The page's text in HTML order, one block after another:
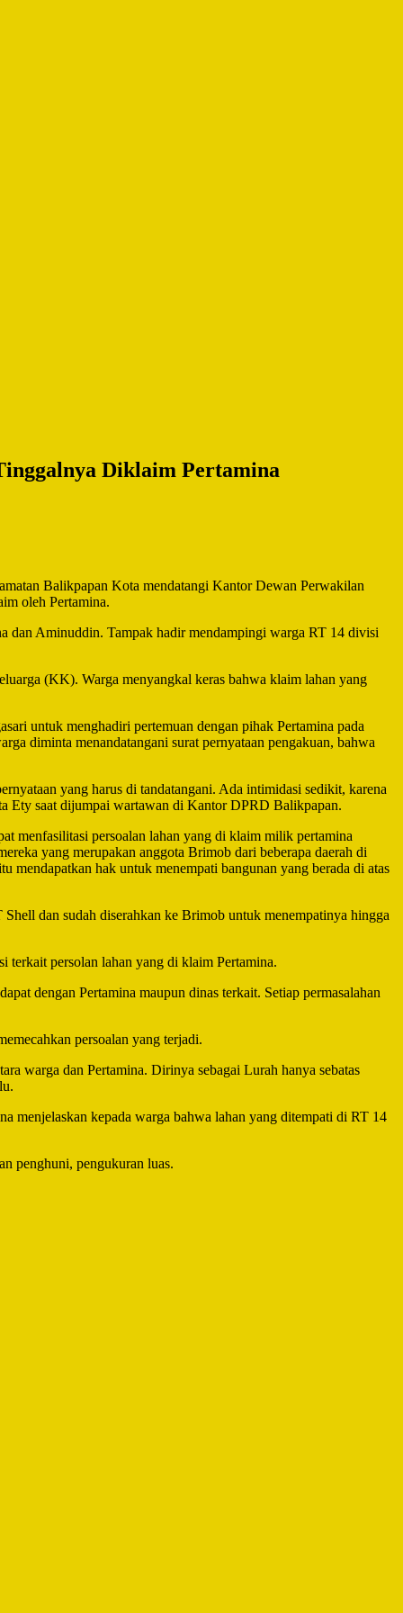
Diklaim Pertamina
Balikpapan Kota mendatangi Kantor Dewan Perwakilan
oleh Pertamina.
dan Aminuddin. Tampak hadir mendampingi warga RT 14 divisi
(KK). Warga menyangkal keras bahwa klaim lahan yang
untuk menghadiri pertemuan dengan pihak Pertamina pada
diminta menandatangani surat pernyataan pengakuan, bahwa
yang harus di tandatangani. Ada intimidasi sedikit, karena
Ety saat dijumpai wartawan di Kantor DPRD Balikpapan.
menfasilitasi persoalan lahan yang di klaim milik pertamina
yang merupakan anggota Brimob dari beberapa daerah di
hak untuk menempati bangunan yang berada di atas
dan sudah diserahkan ke Brimob untuk menempatinya hingga
terkait persolan lahan yang di klaim Pertamina.
dengan Pertamina maupun dinas terkait. Setiap permasalahan
persoalan yang terjadi.
warga dan Pertamina. Dirinya sebagai Lurah hanya sebatas
menjelaskan kepada warga bahwa lahan yang ditempati di RT 14
penghuni, pengukuran luas.